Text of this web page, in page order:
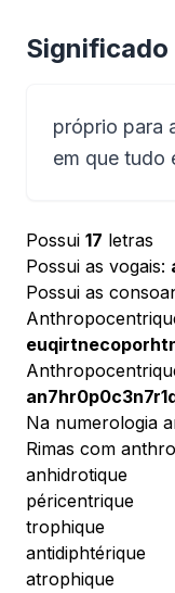
próprio para
em que tudo
Possui 17 letras
Possui as vogais:
Possui as
Na numerologia
Rimas com
anhidrotique
péricentrique
trophique
antidiphtérique
atrophique